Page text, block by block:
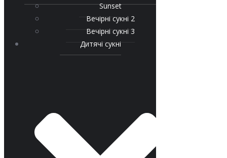
Sunset
Вечірні сукні 2
Вечірні сукні 3
Дитячі сукні